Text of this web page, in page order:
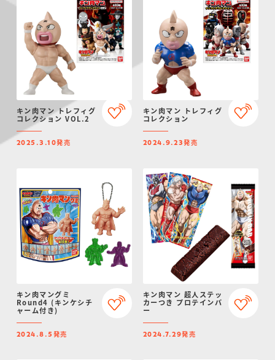
キン肉マン トレフィグ
コレクション VOL.2
2025.3.10発売
キン肉マン トレフィグ
コレクション
2024.9.23発売
キン肉マングミ
Round4 (キンケシチ
ャーム付き)
2024.8.5 発売
キン肉マン 超人ステッ
カーつき プロテインバ
ー
2024.7.29発売